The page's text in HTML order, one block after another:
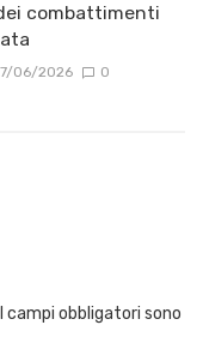
combattimenti
06/2026 0
I campi obbligatori sono